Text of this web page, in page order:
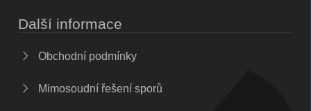
Další informace
Obchodní podmínky
Mimosoudní řešení sporů